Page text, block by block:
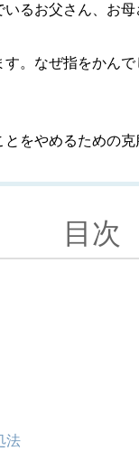
るお父さん、お母
。なぜ指をかん
をやめるための克
目次
法